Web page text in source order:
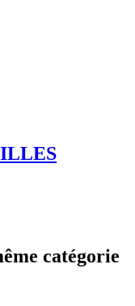
catégorie